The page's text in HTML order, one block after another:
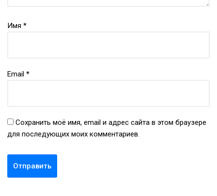
Имя *
Email *
Сохранить моё имя, email и адрес сайта в этом браузере
для последующих моих комментариев.